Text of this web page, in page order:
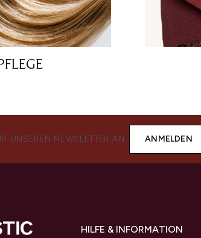
UNSEREN NEWSLETTER AN ANMELDEN
HILFE & INFORMATION